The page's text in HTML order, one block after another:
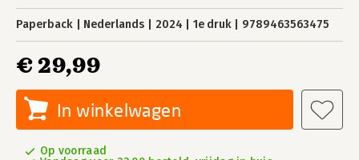
Paperback Nederlands 2024 1e druk 9789463563475
€ 29,99
In winkelwagen
Op voorraad